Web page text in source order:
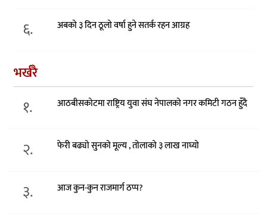
६. अबको ३ दिन ठूलो वर्षा हुने सतर्क रहन आग्रह
भर्खरै
१. आठबीसकोटमा राष्ट्रिय युवा संघ नेपालको नगर कमिटी गठन हुँदै
२. फेरी बढ्यो सुनको मूल्य , तोलाको ३ लाख नाघ्यो
३. आज कुन-कुन राजमार्ग ठप्प?